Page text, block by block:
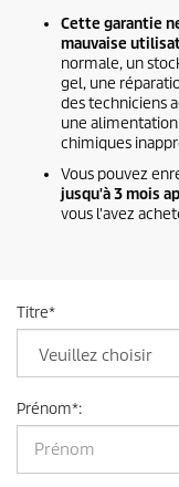
Cette garantie
mauvaise
normale, un
gel, une
des techniciens
une
chimiques
Vous pouvez
jusqu'à 3 mois
vous l'avez
Titre*
Prénom*: